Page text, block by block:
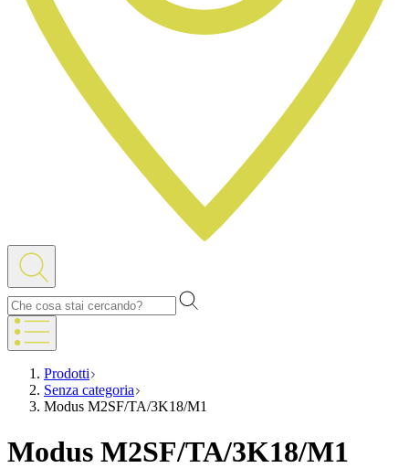
Prodotti
Senza categoria
Modus M2SF/TA/3K18/M1
Modus M2SF/TA/3K18/M1